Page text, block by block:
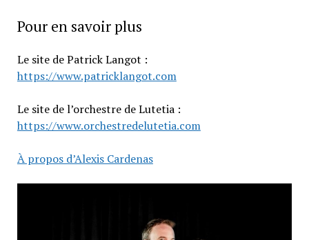
Pour en savoir plus
Le site de Patrick Langot :
https://www.patricklangot.com
Le site de l’orchestre de Lutetia :
https://www.orchestredelutetia.com
À propos d’Alexis Cardenas